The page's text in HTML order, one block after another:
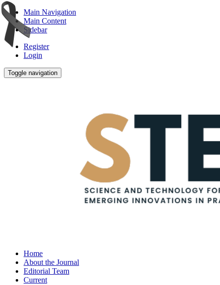
Main Navigation
Main Content
Sidebar
Register
Login
Toggle navigation
Home
About the Journal
Editorial Team
Current